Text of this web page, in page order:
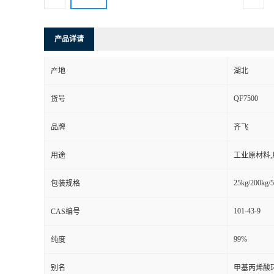
产品详请
产地 湖北
货号 QF7500
品牌 齐飞
用途 工业原材料
包装规格 25kg/200kg/
CAS编号 101-43-9
纯度 99%
别名 甲基丙烯酸